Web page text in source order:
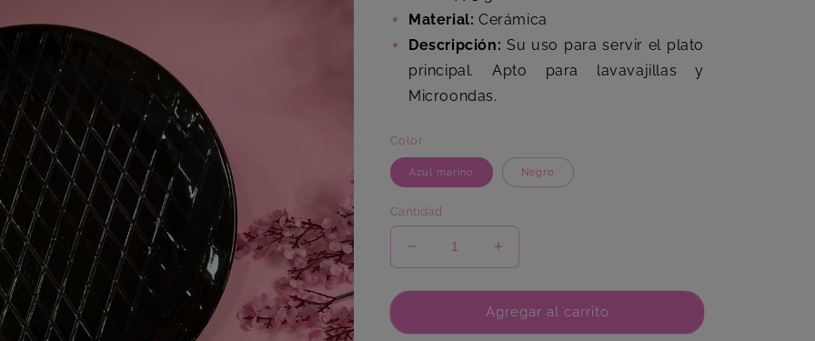
Material: Cerámica
Descripción: Su uso para servir el plato
principal. Apto para lavavajillas y
Microondas.
Color
Azul marino Negro
Cantidad
Reducir
cantidad
para
Llano
Aumentar
cantidad
para
Plato
Llano
Agregar al carrito